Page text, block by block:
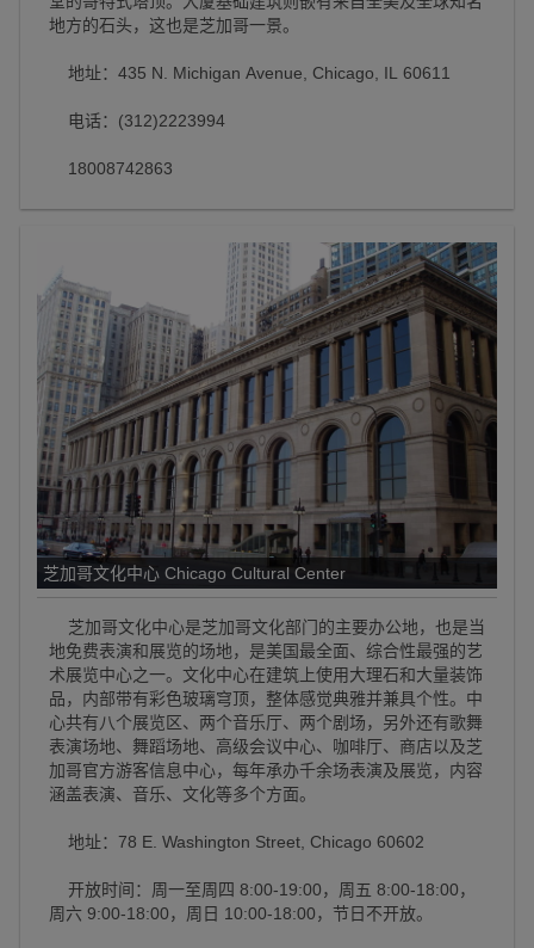
地方的石头，这也是芝加哥一景。
地址：435 N. Michigan Avenue, Chicago, IL 60611
电话：(312)2223994
18008742863
芝加哥文化中心 Chicago Cultural Center
芝加哥文化中心是芝加哥文化部门的主要办公地，也是当
地免费表演和展览的场地，是美国最全面、综合性最强的艺
术展览中心之一。文化中心在建筑上使用大理石和大量装饰
品，内部带有彩色玻璃穹顶，整体感觉典雅并兼具个性。中
心共有八个展览区、两个音乐厅、两个剧场，另外还有歌舞
表演场地、舞蹈场地、高级会议中心、咖啡厅、商店以及芝
加哥官方游客信息中心，每年承办千余场表演及展览，内容
涵盖表演、音乐、文化等多个方面。
地址：78 E. Washington Street, Chicago 60602
开放时间：周一至周四 8:00-19:00，周五 8:00-18:00，
周六 9:00-18:00，周日 10:00-18:00，节日不开放。